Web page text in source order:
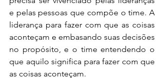
e pelas pessoas que compõe o time. A
liderança para fazer com que as coisas
aconteçam e embasando suas decisões
no propósito, e o time entendendo o
que aquilo significa para fazer com que
as coisas aconteçam.